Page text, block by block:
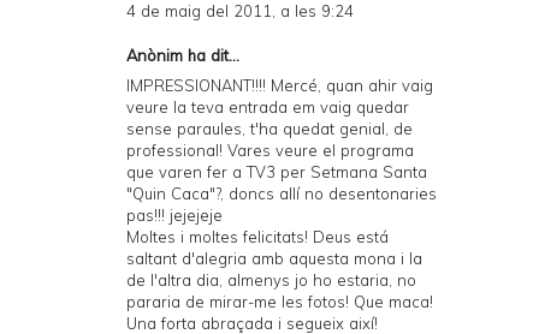
4 de maig del 2011, a les 9:24
Anònim ha dit...
IMPRESSIONANT!!!! Mercé, quan ahir vaig
veure la teva entrada em vaig quedar
sense paraules, t'ha quedat genial, de
professional! Vares veure el programa
que varen fer a TV3 per Setmana Santa
"Quin Caca"?, doncs allí no desentonaries
pas!!! jejejeje
Moltes i moltes felicitats! Deus está
saltant d'alegria amb aquesta mona i la
de l'altra dia, almenys jo ho estaria, no
pararia de mirar-me les fotos! Que maca!
Una forta abraçada i segueix així!